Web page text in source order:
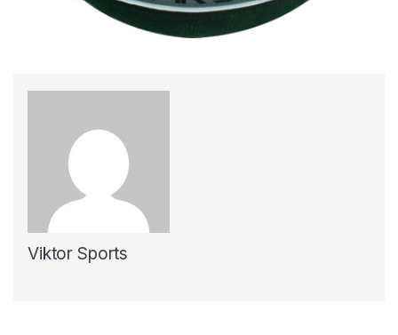
Viktor Sports